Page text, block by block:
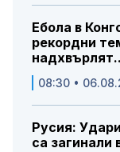
Ебола в
рекордни
08:30 •
Русия:
са загинали